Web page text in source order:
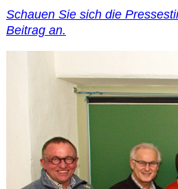
Schauen Sie sich die
Beitrag an.